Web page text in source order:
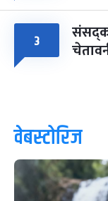
३ संसद्को
वेबस्टोरिज